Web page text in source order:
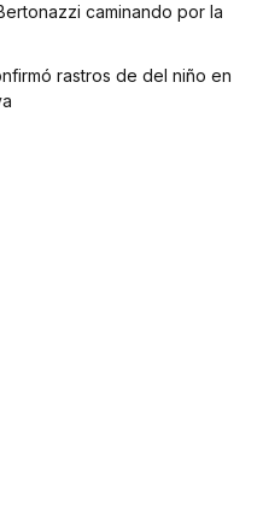
caminando por la
rastros de del niño en